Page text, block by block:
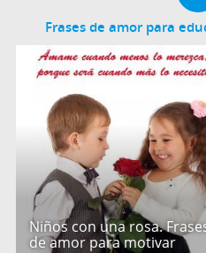
Frases de amor para
Niños con una rosa.
de amor para motivar